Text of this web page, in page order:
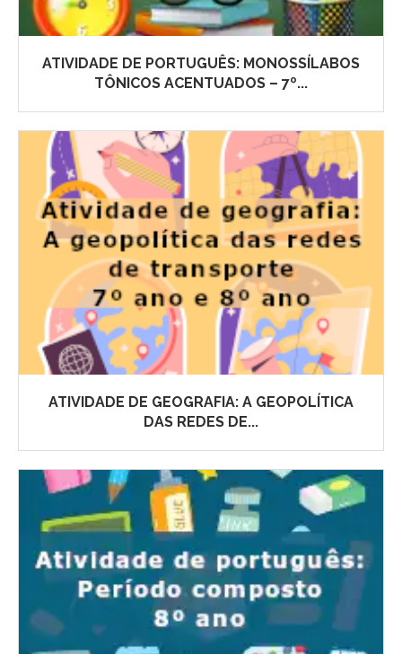
ATIVIDADE DE PORTUGUÊS: MONOSSÍLABOS
TÔNICOS ACENTUADOS – 7º...
ATIVIDADE DE GEOGRAFIA: A GEOPOLÍTICA
DAS REDES DE...